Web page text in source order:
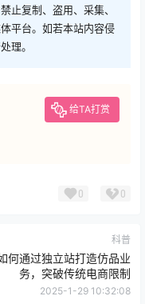
止复制、盗用、采集、
平台。如若本站内容侵
理。
给TA打赏
0 0
科普
何通过独立站打造仿品业
务，突破传统电商限制
2025-1-29 10:32:08